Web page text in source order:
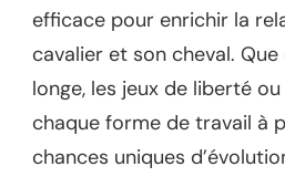
efficace pour enrichir la
cavalier et son cheval.
longe, les jeux de liberté
chaque forme de travail à
chances uniques